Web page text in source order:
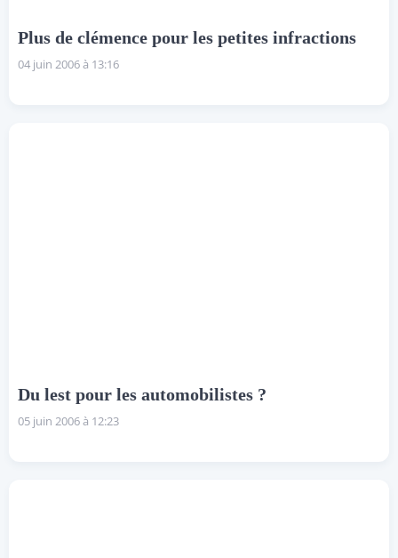
Plus de clémence pour les petites infractions
04 juin 2006 à 13:16
Du lest pour les automobilistes ?
05 juin 2006 à 12:23